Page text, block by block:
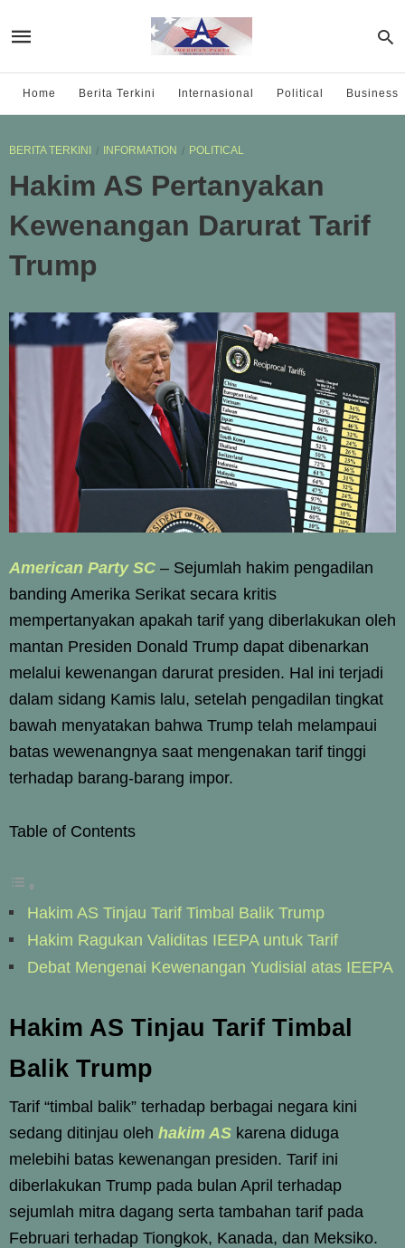
Home Berita Terkini Internasional Political Business
BERITA TERKINI INFORMATION POLITICAL
Hakim AS Pertanyakan
Kewenangan Darurat Tarif
Trump
American Party SC – Sejumlah hakim pengadilan
banding Amerika Serikat secara kritis
mempertanyakan apakah tarif yang diberlakukan oleh
mantan Presiden Donald Trump dapat dibenarkan
melalui kewenangan darurat presiden. Hal ini terjadi
dalam sidang Kamis lalu, setelah pengadilan tingkat
bawah menyatakan bahwa Trump telah melampaui
batas wewenangnya saat mengenakan tarif tinggi
terhadap barang-barang impor.
Table of Contents
Hakim AS Tinjau Tarif Timbal Balik Trump
Hakim Ragukan Validitas IEEPA untuk Tarif
Debat Mengenai Kewenangan Yudisial atas IEEPA
Hakim AS Tinjau Tarif Timbal
Balik Trump
Tarif “timbal balik” terhadap berbagai negara kini
sedang ditinjau oleh hakim AS karena diduga
melebihi batas kewenangan presiden. Tarif ini
diberlakukan Trump pada bulan April terhadap
sejumlah mitra dagang serta tambahan tarif pada
Februari terhadap Tiongkok, Kanada, dan Meksiko.